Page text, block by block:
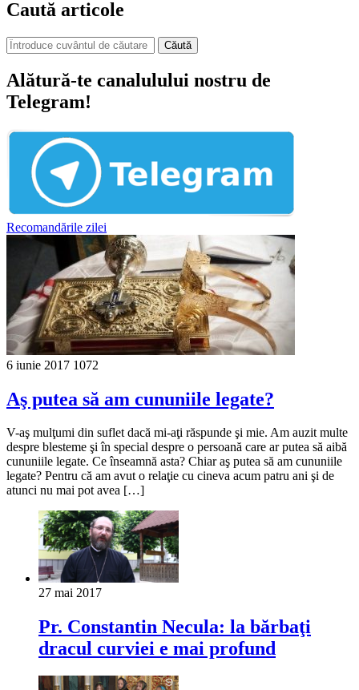
Caută articole
Căută
Alătură-te canalulului nostru de
Telegram!
Recomandările zilei
6 iunie 2017 1072
Aş putea să am cununiile legate?
V-aş mulţumi din suflet dacă mi-aţi răspunde şi mie. Am auzit multe
despre blesteme şi în special despre o persoană care ar putea să aibă
cununiile legate. Ce înseamnă asta? Chiar aş putea să am cununiile
legate? Pentru că am avut o relaţie cu cineva acum patru ani şi de
atunci nu mai pot avea […]
27 mai 2017
Pr. Constantin Necula: la bărbaţi
dracul curviei e mai profund